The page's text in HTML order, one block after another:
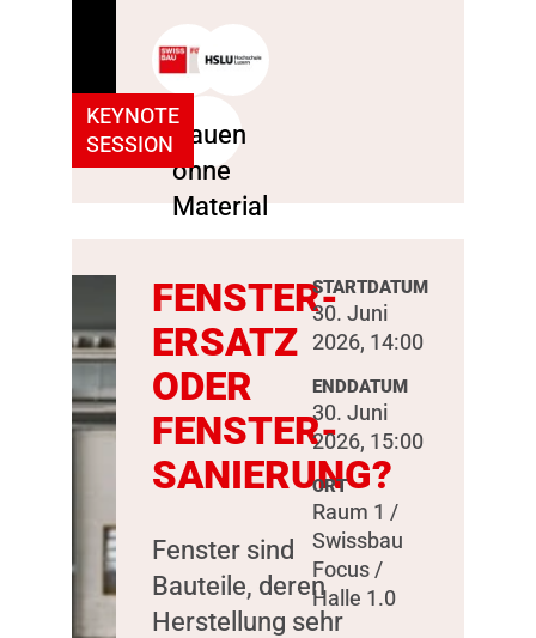
KEYNOTE
SESSION
FENSTER-
ERSATZ
ODER
FENSTER-
SANIERUNG?
Fenster sind
Bauteile, deren
Herstellung sehr
STARTDATUM
30. Juni
2026, 14:00
ENDDATUM
30. Juni
2026, 15:00
ORT
Raum 1 /
Swissbau
Focus /
Halle 1.0